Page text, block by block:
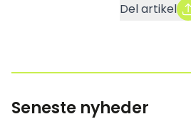
Del artikel
Seneste nyheder